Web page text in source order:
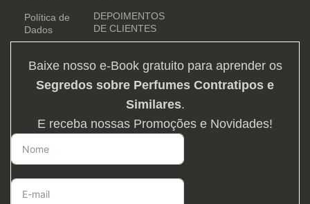
Política de
Dados
DEPOIMENTOS
DE CLIENTES
Baixe nosso e-Book gratuito para aprender os
Segredos sobre Perfumes Contratipos e
Similares.
E receba nossas Promoções e Novidades!